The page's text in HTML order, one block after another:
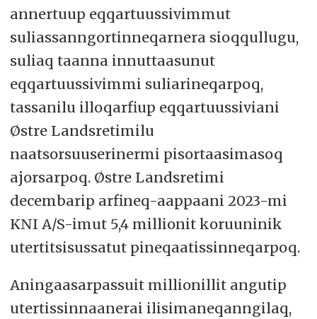
annertuup eqqartuussivimmut
suliassanngortinneqarnera sioqqullugu,
suliaq taanna innuttaasunut
eqqartuussivimmi suliarineqarpoq,
tassanilu illoqarfiup eqqartuussiviani
Østre Landsretimilu
naatsorsuuserinermi pisortaasimasoq
ajorsarpoq. Østre Landsretimi
decembarip arfineq-aappaani 2023-mi
KNI A/S-imut 5,4 millionit koruuninik
utertitsisussatut pineqaatissinneqarpoq.
Aningaasarpassuit millionillit angutip
utertissinnaanerai ilisimaneqanngilaq,